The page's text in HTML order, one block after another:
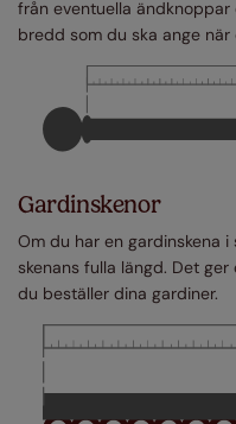
från eventuella
bredd som du ska ange
Gardinskenor
Om du har en gardinskena
skenans fulla längd. Det
du beställer dina gardiner.